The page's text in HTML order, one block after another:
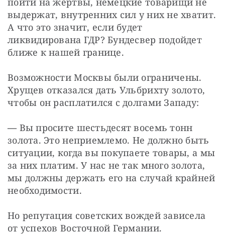
выдержат, внутренних сил у них не хватит.
А что это значит, если будет
ликвидирована ГДР? Бундесвер подойдет
ближе к нашей границе.
Возможности Москвы были ограничены.
Хрущев отказался дать Ульбрихту золото,
чтобы он расплатился с долгами Западу:
— Вы просите шестьдесят восемь тонн
золота. Это неприемлемо. Не должно быть
ситуации, когда вы покупаете товары, а мы
за них платим. У нас не так много золота,
мы должны держать его на случай крайней
необходимости.
Но репутация советских вождей зависела
от успехов Восточной Германии.